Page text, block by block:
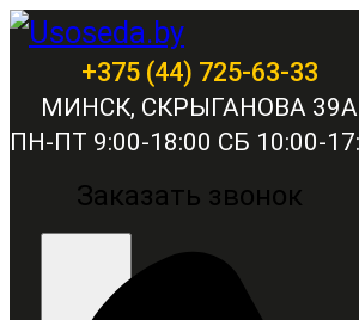
+375 (44) 725-63-33
МИНСК, СКРЫГАНОВА 39А
ПН-ПТ 9:00-18:00 СБ 10:00-
Заказать звонок